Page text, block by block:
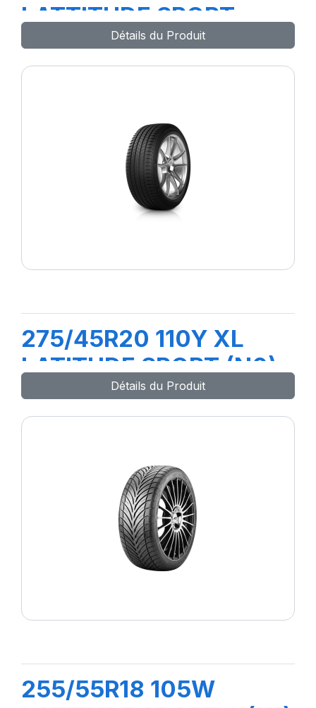
LATTITUDE SPORT
(MO)
Détails du Produit
275/45R20 110Y XL
LATITUDE SPORT (N0)
Détails du Produit
255/55R18 105W